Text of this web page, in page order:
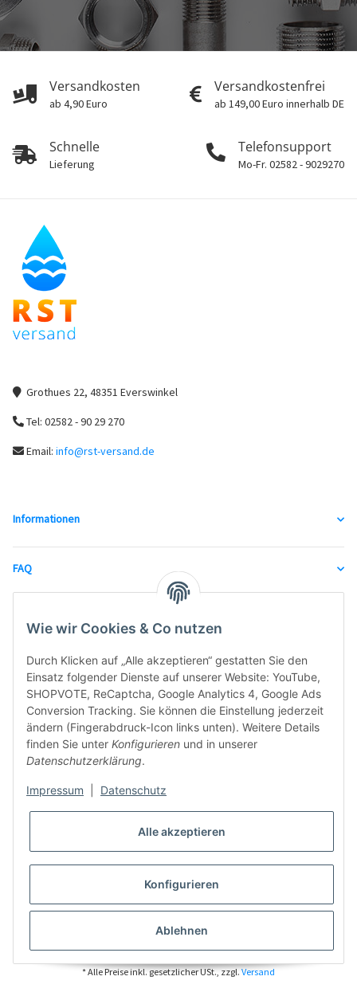
Wie wir Cookies & Co nutzen
Durch Klicken auf „Alle akzeptieren“ gestatten Sie den
Einsatz folgender Dienste auf unserer Website: YouTube,
SHOPVOTE, ReCaptcha, Google Analytics 4, Google Ads
Conversion Tracking. Sie können die Einstellung jederzeit
ändern (Fingerabdruck-Icon links unten). Weitere Details
finden Sie unter Konfigurieren und in unserer
Datenschutzerklärung.
Impressum Datenschutz
Alle akzeptieren
Konfigurieren
Ablehnen
Versandkosten
ab 4,90 Euro
Versandkostenfrei
ab 149,00 Euro innerhalb DE
Schnelle
Lieferung
Telefonsupport
Mo-Fr. 02582 - 9029270
Grothues 22, 48351 Everswinkel
Tel: 02582 - 90 29 270
Email: info@rst-versand.de
Informationen
FAQ
unsere Partner
* Alle Preise inkl. gesetzlicher USt., zzgl.Versand